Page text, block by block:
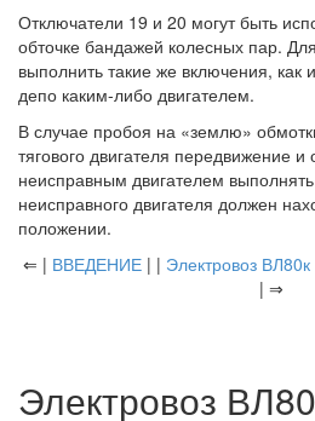
Отключатели 19 и 20 могут быть
обточке бандажей колесных пар.
выполнить такие же включения, как
депо каким-либо двигателем.
В случае пробоя на «землю»
тягового двигателя передвижение и
неисправным двигателем
неисправного двигателя должен
положении.
⇐ | ВВЕДЕНИЕ| | Электровоз ВЛ80к
| ⇒
Электровоз